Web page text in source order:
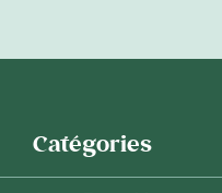
Catégories